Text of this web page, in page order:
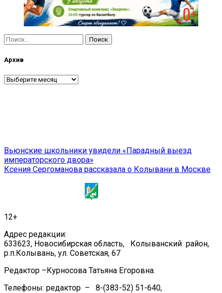
Найти:
Архив
Архив
Навигация
по
Вьюнские школьники увидели «Парадный выезд
императорского двора»
Ксения Сергоманова рассказала о Колывани в Москве
12+
Адрес редакции:
633623, Новосибирская область, Колыванский район,
р.п.Колывань, ул. Советская, 67
Редактор –Курносова Татьяна Егоровна.
Телефоны: редактор – 8-(383-52) 51-640,